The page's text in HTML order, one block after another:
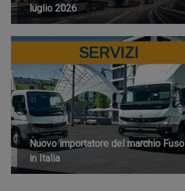
luglio 2026
SERVIZI
Nuovo importatore del marchio Fuso
in Italia